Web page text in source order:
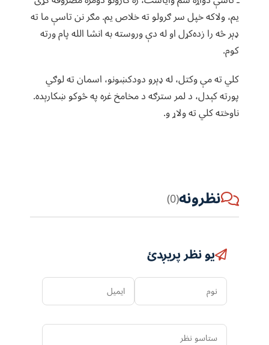
یم، ولاکه خپل سر ګرولو ته خلاص یم. مګر نن تاسې ما ته
ډېر څه را زده‌کړل او له دې وروسته به انشا الله پام ورته
کوم.
کلي ته مې وکتل، له ډېرو دودکښونو، اسمان ته لوګي
پورته کېدل، د لمر سترګه د مخامخ غره په څوکو ښکارېده.
ناوخته کلي ته ولاړ و.
نظرونه(0)
یو نظر پریږدئ
نوم ایمیل
ستاسو